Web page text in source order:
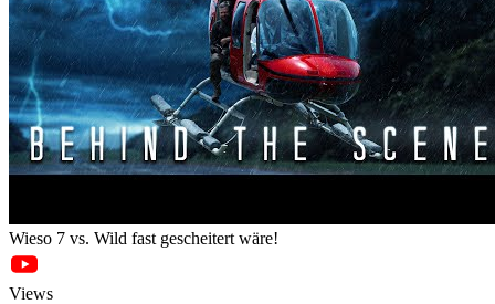
Wieso 7 vs. Wild fast gescheitert wäre!
Views